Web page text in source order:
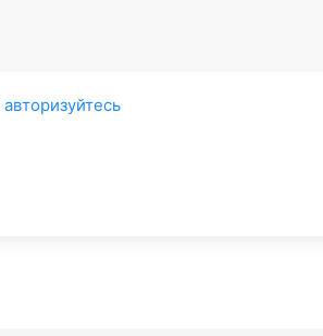
авторизуйтесь